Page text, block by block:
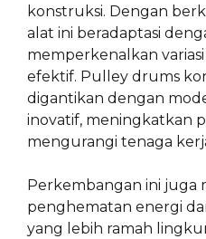
konstruksi. Dengan
alat ini beradaptasi
memperkenalkan
efektif. Pulley drums
digantikan dengan
inovatif, meningkatkan
mengurangi tenaga
Perkembangan ini juga
penghematan energi
yang lebih ramah